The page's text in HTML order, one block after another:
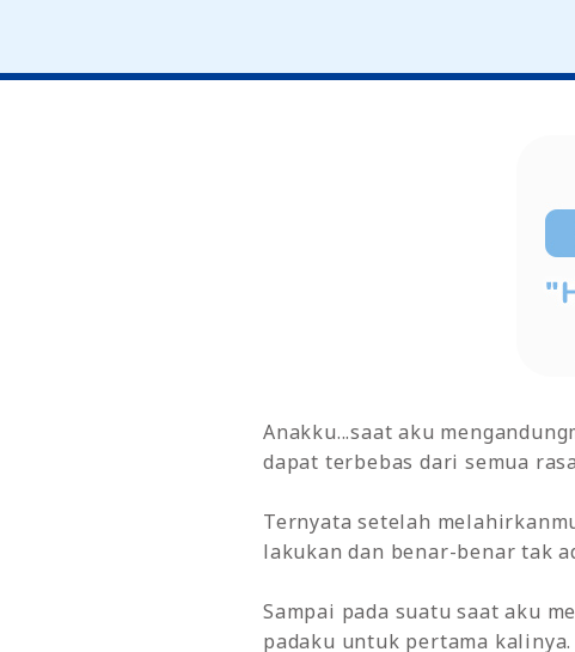
Anakku...saat aku
dapat terbebas dari semua
Ternyata setelah
lakukan dan benar-benar tak
Sampai pada suatu saat aku
padaku untuk pertama kalinya.